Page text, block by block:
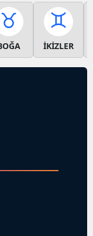
İKİZLER